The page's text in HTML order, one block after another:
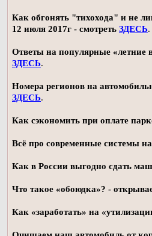
Как обгонять "тихохода" и не
12 июля 2017г - смотреть ЗДЕСЬ.
Ответы на популярные «летние
ЗДЕСЬ.
Номера регионов на
ЗДЕСЬ.
Как сэкономить при оплате
Всё про современные системы
Как в России выгодно сдать
Что такое «обоюдка»? -
Как «заработать» на